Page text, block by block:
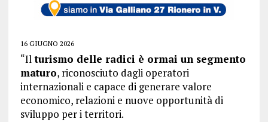
16 GIUGNO 2026
“Ilturismo delle radici è ormai un segmento
maturo, riconosciuto dagli operatori
internazionali e capace di generare valore
economico, relazioni e nuove opportunità di
sviluppo per i territori.